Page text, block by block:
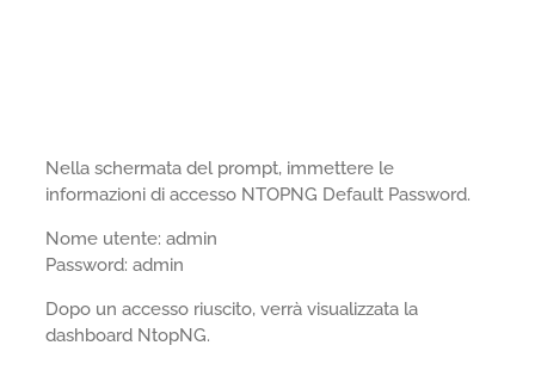
Nella schermata del prompt, immettere le
informazioni di accesso NTOPNG Default Password.
Nome utente: admin
Password: admin
Dopo un accesso riuscito, verrà visualizzata la
dashboard NtopNG.